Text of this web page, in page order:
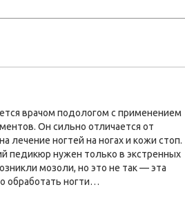
врачом подологом с применением
Он сильно отличается от
лечение ногтей на ногах и кожи стоп.
педикюр нужен только в экстренных
мозоли, но это не так — эта
обработать ногти…